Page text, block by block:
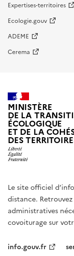
Expertises-territoires
Ecologie.gouv
ADEME
Cerema
MINISTÈRE
DE LA
ÉCOLOGIQUE
ET DE LA
DES
Le site officiel
distance.
administratives
covoiturage sur
info.gouv.fr